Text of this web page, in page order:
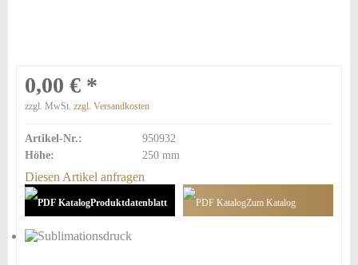
0,00 € *
zzgl. MwSt. zzgl. Versandkosten
Artikel-Nr.:
950932
Höhe:
250 mm
Diesen Artikel anfragen
Produktdatenblatt Zum Katalog